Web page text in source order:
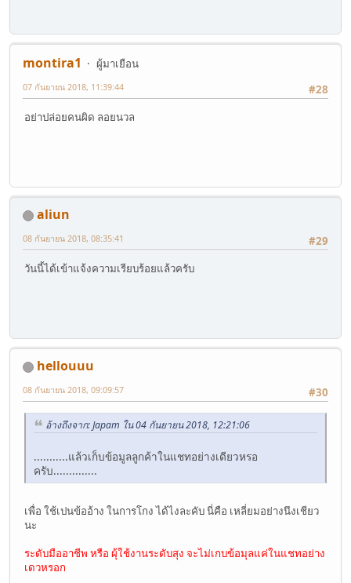
montira1
ผู้มาเยือน
#28
07 กันยายน 2018, 11:39:44
อย่าปล่อยคนผิด ลอยนวล
aliun
#29
08 กันยายน 2018, 08:35:41
วันนี้ได้เข้าแจ้งความเรียบร้อยแล้วครับ
hellouuu
#30
08 กันยายน 2018, 09:09:57
อ้างถึงจาก: Japam ใน 04 กันยายน 2018, 12:21:06
...........แล้วเก็บข้อมูลลูกค้าในแชทอย่างเดียวหรอ
ครับ..............
เพื่อ ใช้เปนข้ออ้าง ในการโกง ได้ไงละคับ นี่คือ เหลี่ยมอย่างนึงเชียว
นะ
ระดับมืออาชีพ หรือ ผุ้ใช้งานระดับสุง จะไม่เกบข้อมุลแค่ในแชทอย่าง
เดวหรอก